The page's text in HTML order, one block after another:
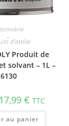
,
d'atelier
Produit de
solvant – 1L –
6130
17,99 € TTC
au panier